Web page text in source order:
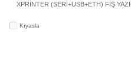
XPRİNTER (SERİ+USB+ETH) FİŞ
Kıyasla